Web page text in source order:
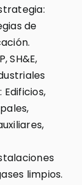
de
SH&E,
limpios.